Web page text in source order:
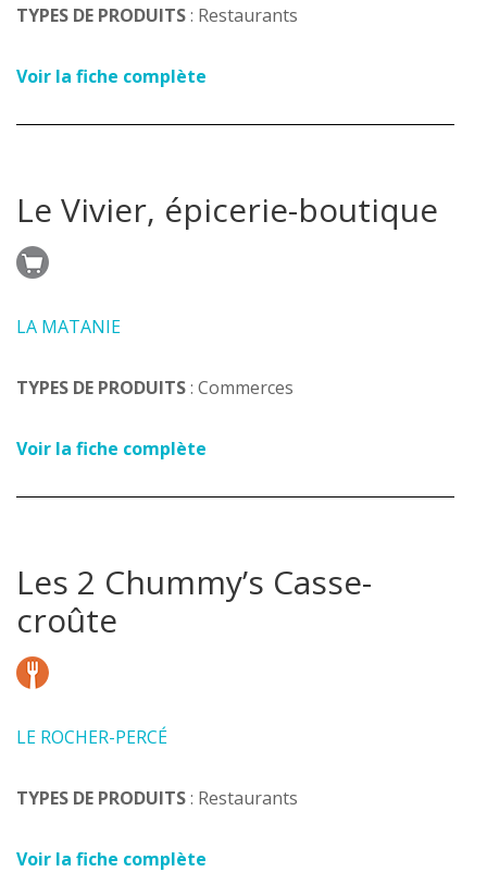
TYPES DE PRODUITS: Restaurants
Voir la fiche complète
Le Vivier, épicerie-boutique
LA MATANIE
TYPES DE PRODUITS: Commerces
Voir la fiche complète
Les 2 Chummy’s Casse-
croûte
LE ROCHER-PERCÉ
TYPES DE PRODUITS: Restaurants
Voir la fiche complète